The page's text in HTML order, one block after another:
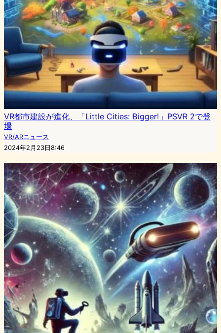
VR都市建設が進化、「Little Cities: Bigger!」PSVR 2で登
場
VR/ARニュース
2024年2月23日8:46